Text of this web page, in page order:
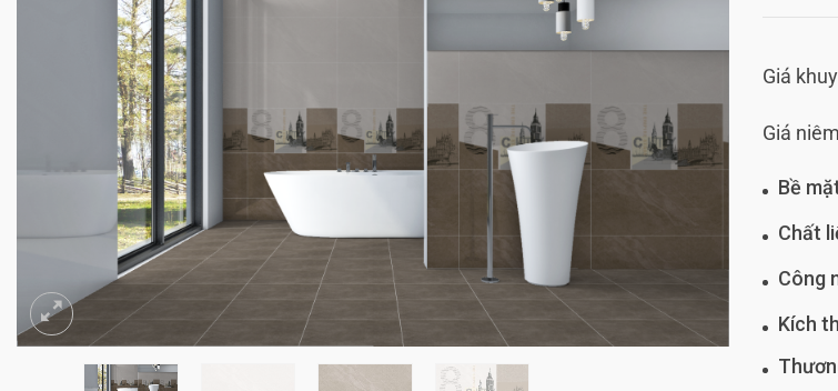
Giá
Giá
Bề
Chất
Công
Kích